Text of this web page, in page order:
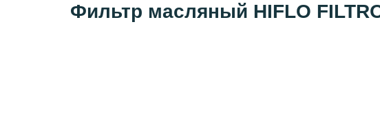
Фильтр масляный HIFLO